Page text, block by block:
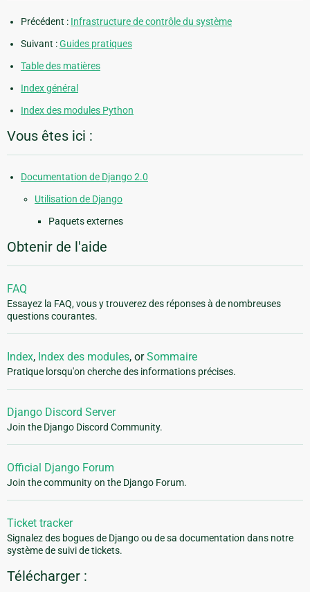
Précédent : Infrastructure de contrôle du système
Suivant :Guides pratiques
Table des matières
Index général
Index des modules Python
Vous êtes ici :
Documentation de Django 2.0
Utilisation de Django
Paquets externes
Obtenir de l'aide
FAQ
Essayez la FAQ, vous y trouverez des réponses à de nombreuses
questions courantes.
Index, Index des modules, orSommaire
Pratique lorsqu'on cherche des informations précises.
Django Discord Server
Join the Django Discord Community.
Official Django Forum
Join the community on the Django Forum.
Ticket tracker
Signalez des bogues de Django ou de sa documentation dans notre
système de suivi de tickets.
Télécharger :